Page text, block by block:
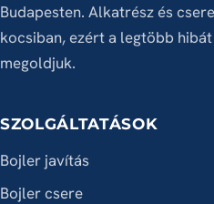
Budapesten. Alkatrész és
kocsiban, ezért a legtöbb
megoldjuk.
SZOLGÁLTATÁSOK
Bojler javítás
Bojler csere